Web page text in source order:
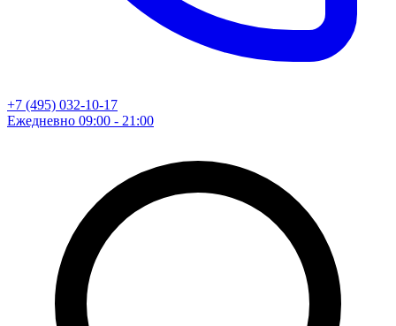
+7 (495) 032-10-17
Ежедневно 09:00 - 21:00